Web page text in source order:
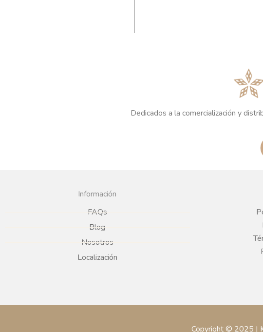
Dedicados a la comercialización y
Información
FAQs
Blog
Nosotros
Localización
Copyright © 2025 |